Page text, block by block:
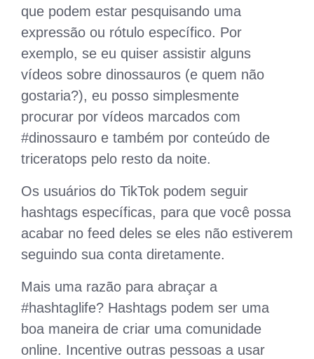
que podem estar pesquisando uma
expressão ou rótulo específico. Por
exemplo, se eu quiser assistir alguns
vídeos sobre dinossauros (e quem não
gostaria?), eu posso simplesmente
procurar por vídeos marcados com
#dinossauro e também por conteúdo de
triceratops pelo resto da noite.
Os usuários do TikTok podem seguir
hashtags específicas, para que você possa
acabar no feed deles se eles não estiverem
seguindo sua conta diretamente.
Mais uma razão para abraçar a
#hashtaglife? Hashtags podem ser uma
boa maneira de criar uma comunidade
online. Incentive outras pessoas a usar